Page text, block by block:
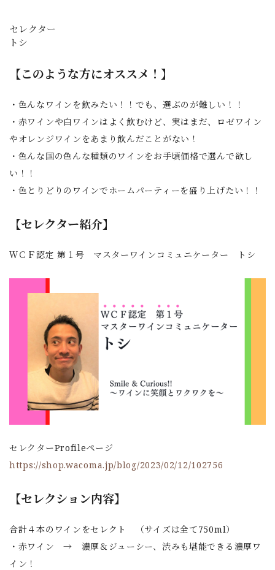
セレクター
トシ
【このような方にオススメ！】
・色んなワインを飲みたい！！でも、選ぶのが難しい！！
・赤ワインや白ワインはよく飲むけど、実はまだ、ロゼワイン
やオレンジワインをあまり飲んだことがない！
・色んな国の色んな種類のワインをお手頃価格で選んで欲し
い！！
・色とりどりのワインでホームパーティーを盛り上げたい！！
【セレクター紹介】
ＷＣＦ認定 第１号 マスターワインコミュニケーター トシ
セレクターProfileページ
https://shop.wacoma.jp/blog/2023/02/12/102756
【セレクション内容】
合計４本のワインをセレクト （サイズは全て750ml）
・赤ワイン → 濃厚＆ジューシー、渋みも堪能できる濃厚ワ
イン！